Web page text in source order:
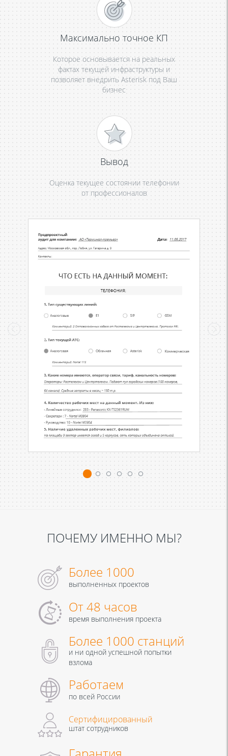
Максимально точное КП
Которое основывается на реальных
фактах текущей инфраструктуры и
позволяет внедрить Asterisk под Ваш
бизнес
Вывод
Оценка текущее состоянии телефонии
от профессионалов
ПОЧЕМУ ИМЕННО МЫ?
Более 1000
выполненных проектов
От 48 часов
время выполнения проекта
Более 1000 станций
и ни одной успешной попытки
взлома
Работаем
по всей России
Сертифицированный
штат сотрудников